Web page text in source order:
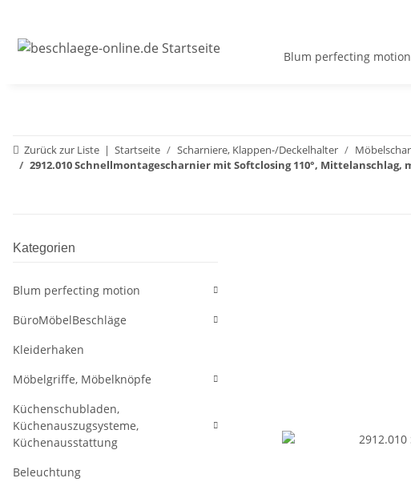
Blum perfecting motion
Zurück zur Liste Startseite Scharniere, Klappen-/Deckelhalter
2912.010 Schnellmontagescharnier mit Softclosing 110°,
Kategorien
Blum perfecting motion
BüroMöbelBeschläge
Kleiderhaken
Möbelgriffe, Möbelknöpfe
Küchenschubladen,
Küchenauszugsysteme,
Küchenausstattung
Beleuchtung